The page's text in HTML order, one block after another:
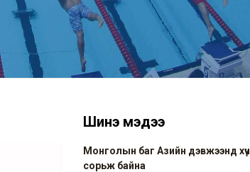
Шинэ мэдээ
Монголын баг Азийн дэвжээнд хүч
сорьж байна